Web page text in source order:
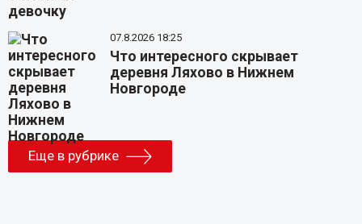
07.8.2026 18:25
Что интересного скрывает
деревня Ляхово в Нижнем
Новгороде
Еще в рубрике